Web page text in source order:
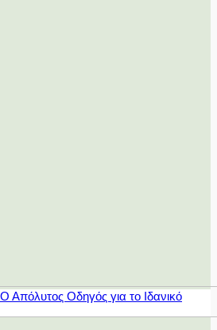
Απόλυτος Οδηγός για το Ιδανικό